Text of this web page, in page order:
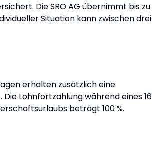
Die SRO AG übernimmt bis zu
Situation kann zwischen drei
erhalten zusätzlich eine
Die Lohnfortzahlung während eines
beträgt 100 %.